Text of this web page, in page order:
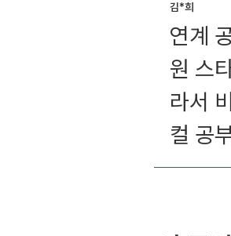
김*희
연계
원 스
라서
컬 공